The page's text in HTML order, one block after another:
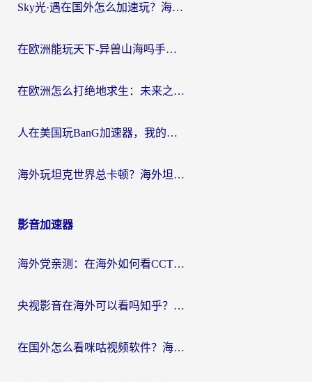
Sky光·遇在国外怎么加速玩？海外党亲测有效的国服游戏加速指南
在欧洲能玩天下-异兽山海吗手游？海外玩家的加速器生存指南
在欧洲怎么打绝地求生：未来之役不卡？留学生亲测的加速器避坑指南
人在美国玩BanG加速器，我的延迟终于绿了
海外玩坦克世界总卡顿？海外坦克世界加速器有哪些？实测好用的选择在这里
影音加速器
海外党亲测：在海外如何看CCTV？告别“仅限大陆播放”的实用指南
央视影音在海外可以看吗知乎？留学生亲测：3步解决地域限制+追剧自由
在国外怎么看咪咕视频软件？海外党亲测有效的回国加速方案